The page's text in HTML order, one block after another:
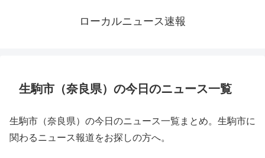
ローカルニュース速報
生駒市（奈良県）の今日のニュース一覧
生駒市（奈良県）の今日のニュース一覧まとめ。生駒市に
関わるニュース報道をお探しの方へ。